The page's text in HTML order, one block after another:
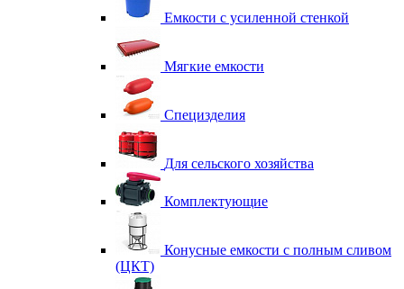
Емкости с усиленной стенкой
Мягкие емкости
Специзделия
Для сельского хозяйства
Комплектующие
Конусные емкости с полным сливом
(ЦКТ)